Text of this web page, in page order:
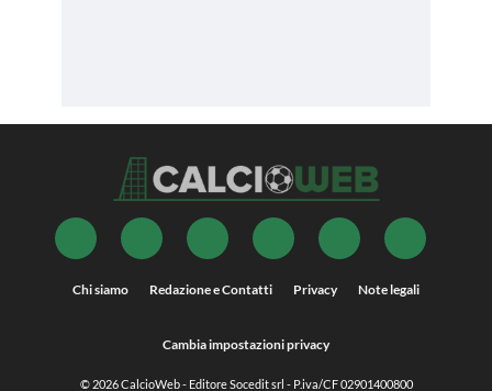
Chi siamo Redazione e Contatti Privacy Note legali
Cambia impostazioni privacy
© 2026CalcioWeb- Editore Socedit srl - P.iva/CF 02901400800